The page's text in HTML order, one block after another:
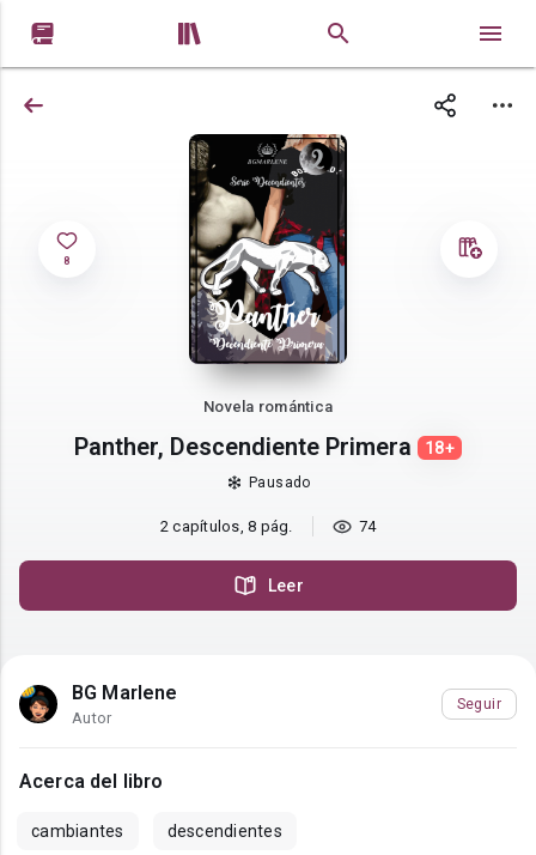
 
8
Novela romántica
Panther, Descendiente Primera 18+
Pausado
2 capítulos, 8 pág. 74
Leer
BG Marlene
Autor
Seguir
Acerca del libro
cambiantes descendientes